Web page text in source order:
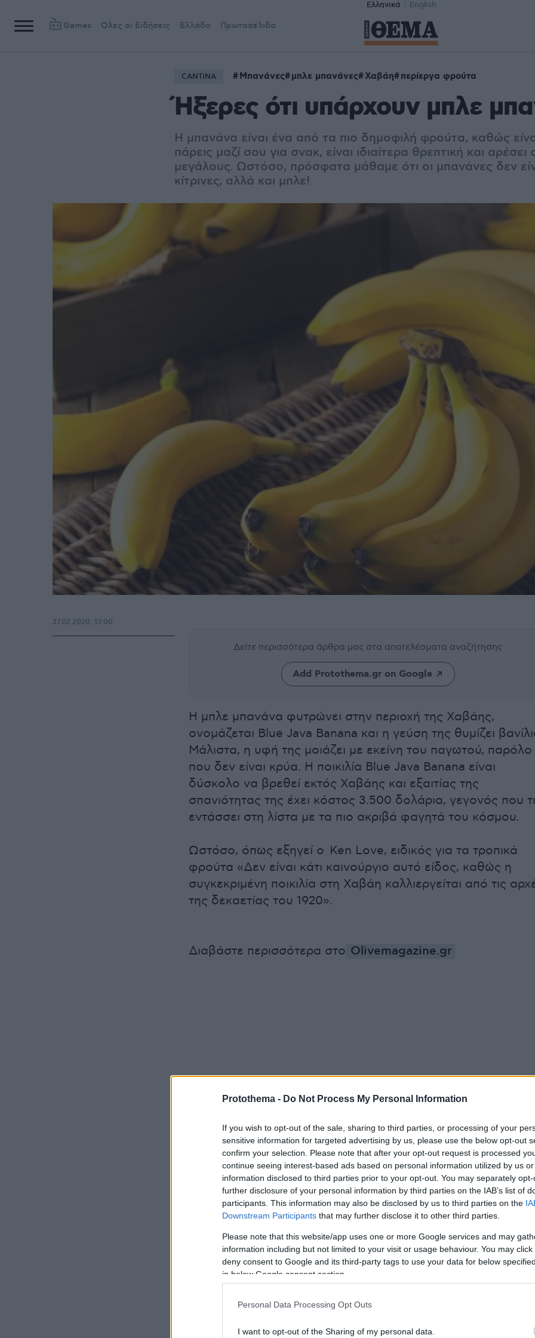
Protothema - Do Not Process My Personal Information
If you wish to opt-out of the sale, sharing to third parties, or processing of your
sensitive information for targeted advertising by us, please use the below opt-out
confirm your selection. Please note that after your opt-out request is processed
continue seeing interest-based ads based on personal information utilized by us
information disclosed to third parties prior to your opt-out. You may separately
further disclosure of your personal information by third parties on the IAB’s list of
participants. This information may also be disclosed by us to third parties on the
Downstream Participants that may further disclose it to other third parties.
Please note that this website/app uses one or more Google services and may
information including but not limited to your visit or usage behaviour. You may
deny consent to Google and its third-party tags to use your data for below
in below Google consent section.
Personal Data Processing Opt Outs
I want to opt-out of the Sharing of my personal data.
Ελληνικά English
Games Όλες οι Ειδήσεις Ελλάδα Πρωτοσέλιδα
CANTINA Μπανάνες μπλε μπανάνες Χαβάη περίεργα φρούτα
Ήξερες ότι υπάρχουν μπλε
Η μπανάνα είναι ένα από τα πιο δημοφιλή φρούτα, καθώς
πάρεις μαζί σου για σνακ, είναι ιδιαίτερα θρεπτική και αρέσει
μεγάλους. Ωστόσο, πρόσφατα μάθαμε ότι οι μπανάνες δεν
κίτρινες, αλλά και μπλε!
Δείτε περισσότερα άρθρα μας στα αποτελέσματα αναζήτησης
Add Protothema.gr on Google
Η μπλε μπανάνα φυτρώνει στην περιοχή της Χαβάης,
ονομάζεται Blue Java Banana και η γεύση της θυμίζει
Μάλιστα, η υφή της μοιάζει με εκείνη του παγωτού, παρόλο
που δεν είναι κρύα. Η ποικιλία Blue Java Banana είναι
δύσκολο να βρεθεί εκτός Χαβάης και εξαιτίας της
σπανιότητας της έχει κόστος 3.500 δολάρια, γεγονός που
εντάσσει στη λίστα με τα πιο ακριβά φαγητά του κόσμου.
Ωστόσο, όπως εξηγεί ο Ken Love, ειδικός για τα τροπικά
φρούτα «Δεν είναι κάτι καινούργιο αυτό είδος, καθώς η
συγκεκριμένη ποικιλία στη Χαβάη καλλιεργείται από τις
της δεκαετίας του 1920».
Διαβάστε περισσότερα στο Olivemagazine.gr
27.02.2020, 13:00